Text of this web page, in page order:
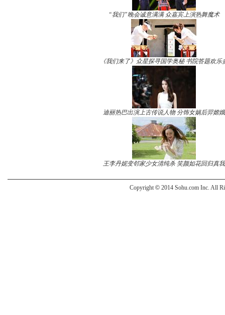
“我们”晚会诚意满满 众嘉宾上演热舞魔术
《我们来了》众星探寻国学奥秘 书院答题欢乐
迪丽热巴出演上古传说人物 分饰女娲后羿嫦娥
王李丹妮变邻家少女清纯杀 笑颜如花回归真我
Copyright © 2014 Sohu.com Inc. All